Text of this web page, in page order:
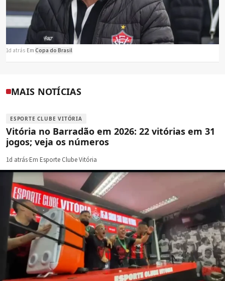
1d atrás Em Copa do Brasil
MAIS NOTÍCIAS
ESPORTE CLUBE VITÓRIA
Vitória no Barradão em 2026: 22 vitórias em 31
jogos; veja os números
1d atrás·Em Esporte Clube Vitória